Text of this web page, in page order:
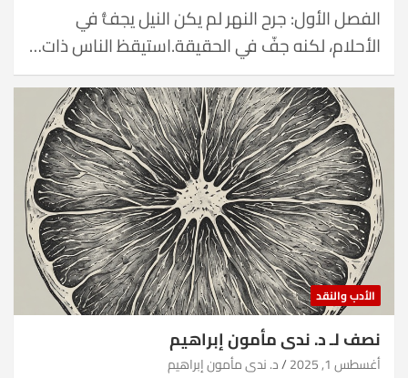
الفصل الأول: جرح النهر لم يكن النيل يجفُّ في
الأحلام، لكنه جفّ في الحقيقة.استيقظ الناس ذات…
الأدب والنقد
نصف لـ د. ندى مأمون إبراهيم
أغسطس 1, 2025 د. ندى مأمون إبراهيم